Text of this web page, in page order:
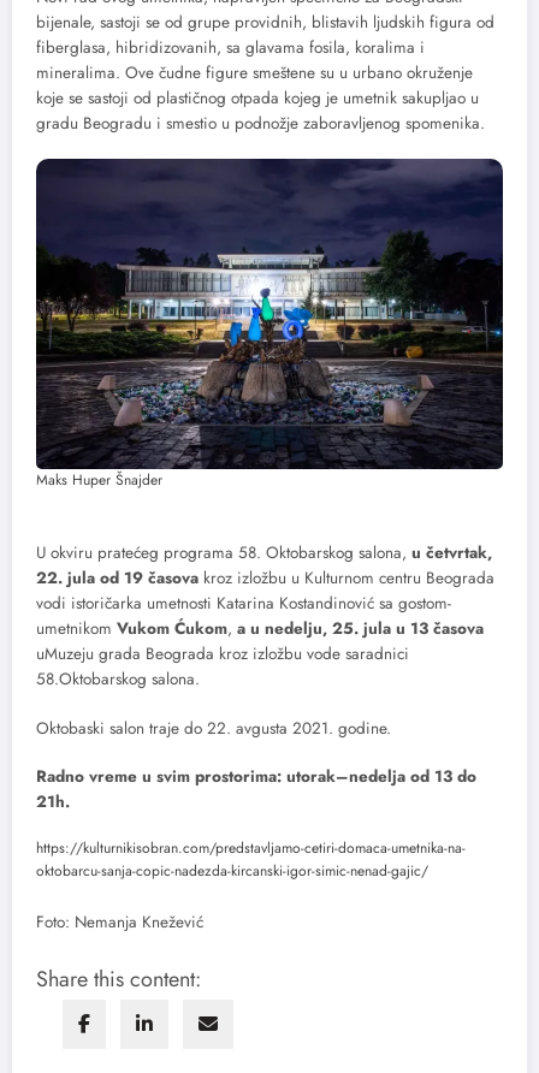
bijenale, sastoji se od grupe providnih, blistavih ljudskih figura od
fiberglasa, hibridizovanih, sa glavama fosila, koralima i
mineralima. Ove čudne figure smeštene su u urbano okruženje
koje se sastoji od plastičnog otpada kojeg je umetnik sakupljao u
gradu Beogradu i smestio u podnožje zaboravljenog spomenika.
Maks Huper Šnajder
U okviru pratećeg programa 58. Oktobarskog salona, u četvrtak,
22. jula od 19 časova kroz izložbu u Kulturnom centru Beograda
vodi istoričarka umetnosti Katarina Kostandinović sa gostom-
umetnikom Vukom Ćukom, a u nedelju, 25. jula u 13 časova
uMuzeju grada Beograda kroz izložbu vode saradnici
58.Oktobarskog salona.
Oktobaski salon traje do 22. avgusta 2021. godine.
Radno vreme u svim prostorima: utorak–nedelja od 13 do
21h.
https://kulturnikisobran.com/predstavljamo-cetiri-domaca-umetnika-na-
oktobarcu-sanja-copic-nadezda-kircanski-igor-simic-nenad-gajic/
Foto: Nemanja Knežević
Share this content: